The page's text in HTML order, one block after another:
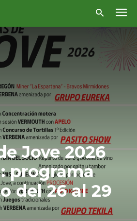
Jove 2026
programa
del 26 al 29